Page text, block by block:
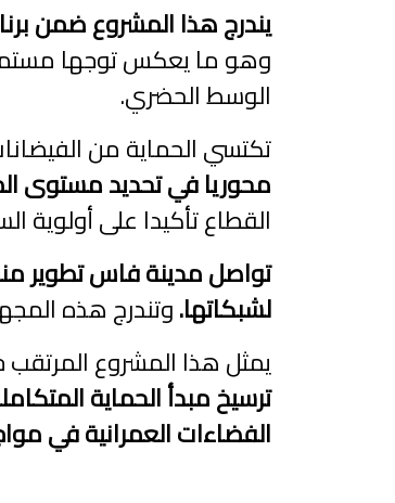
يندرج هذا المشروع ضمن
وهو ما يعكس توجها مستمرا
الوسط الحضري.
تكتسي الحماية من
محوريا في تحديد مستوى
القطاع تأكيدا على أولوية
تواصل مدينة فاس تطوير
لشبكاتها.وتندرج هذه
يمثل هذا المشروع
ترسيخ مبدأ الحماية
الفضاءات العمرانية في